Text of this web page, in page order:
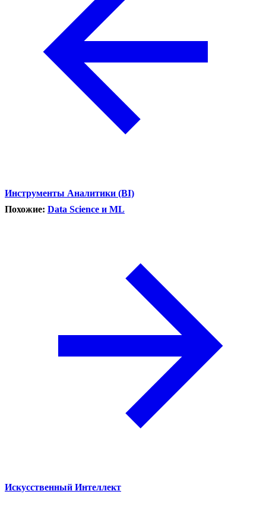
Инструменты Аналитики (BI)
Похожие: Data Science и ML
Искусственный Интеллект